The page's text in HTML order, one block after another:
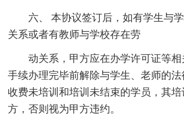
六、 本协议签订后，如有学生与
关系或者有教师与学校存在劳
动关系，甲方应在办学许可证等
手续办理完毕前解除与学生、老师的
收费未培训和培训未结束的学员，其
方，否则视为甲方违约。